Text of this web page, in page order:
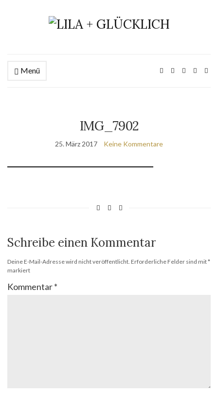
Menü
IMG_7902
25. März 2017 Keine Kommentare
Schreibe einen Kommentar
Deine E-Mail-Adresse wird nicht veröffentlicht. Erforderliche Felder sind mit*
markiert
Kommentar*